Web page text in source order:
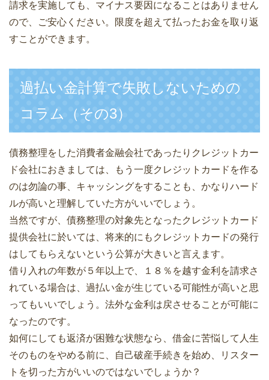
請求を実施しても、マイナス要因になることはありません
ので、ご安心ください。限度を超えて払ったお金を取り返
すことができます。
過払い金計算で失敗しないための
コラム（その3）
債務整理をした消費者金融会社であったりクレジットカー
ド会社におきましては、もう一度クレジットカードを作る
のは勿論の事、キャッシングをすることも、かなりハード
ルが高いと理解していた方がいいでしょう。
当然ですが、債務整理の対象先となったクレジットカード
提供会社に於いては、将来的にもクレジットカードの発行
はしてもらえないという公算が大きいと言えます。
借り入れの年数が５年以上で、１８％を越す金利を請求さ
れている場合は、過払い金が生じている可能性が高いと思
ってもいいでしょう。法外な金利は戻させることが可能に
なったのです。
如何にしても返済が困難な状態なら、借金に苦悩して人生
そのものをやめる前に、自己破産手続きを始め、リスター
トを切った方がいいのではないでしょうか？